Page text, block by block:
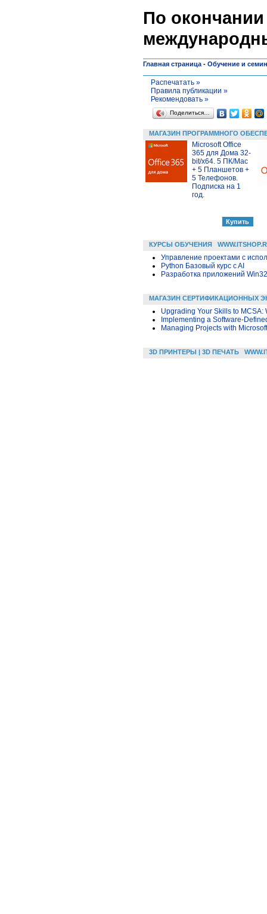
По
Главная страница - Обучение и
Распечатать »
Правила публикации »
Рекомендовать »
Поделиться…
МАГАЗИН ПРОГРАММНОГО
Microsoft Office
365 для Дома 32-
bit/x64. 5 ПК/Mac
+ 5 Планшетов +
5 Телефонов.
Подписка на 1
год.
КУРСЫ ОБУЧЕНИЯ
Управление проектами с
Python Базовый курс c AI
Разработка приложений
МАГАЗИН СЕРТИФИКАЦИОННЫХ
Upgrading Your Skills to MCSA:
Implementing a Software-
Managing Projects with
3D ПРИНТЕРЫ | 3D ПЕЧАТЬ